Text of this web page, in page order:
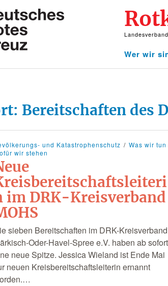
Wer wir
Bereitschaften des
und Katastrophenschutz
Was wir tun
wir stehen
im DRK-Kreisverband
sieben Bereitschaften im DRK-Kreisverband
Oder-Havel-Spree e.V. haben ab sofort
neue Spitze. Jessica Wieland ist Ende Mai
neuen Kreisbereitschaftsleiterin ernannt